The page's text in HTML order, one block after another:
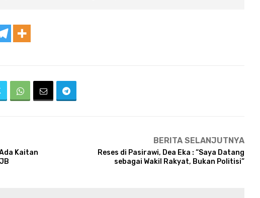
Kaitan
BERITA SELANJUTNYA
Reses di Pasirawi, Dea Eka : “Saya Datang
sebagai Wakil Rakyat, Bukan Politisi”